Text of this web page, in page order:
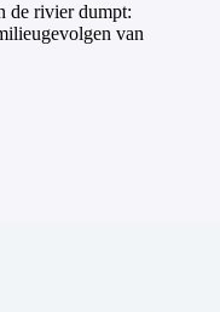
de rivier dumpt:
van